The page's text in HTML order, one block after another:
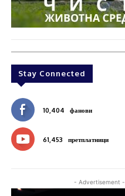
Stay Connected
10,404 фанови
61,453 претплатници
- Advertisement -